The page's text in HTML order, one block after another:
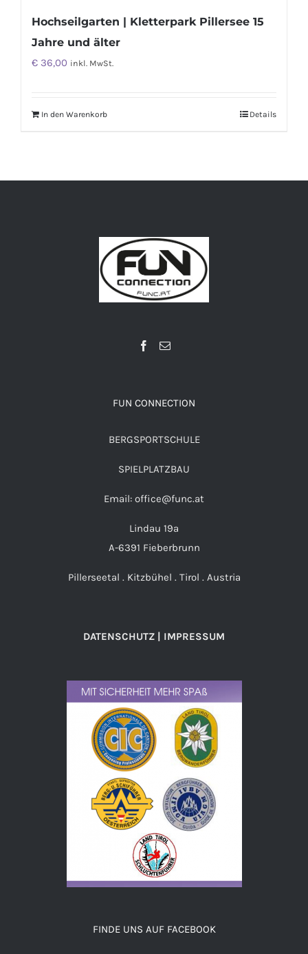
Hochseilgarten | Kletterpark Pillersee 15
Jahre und älter
€ 36,00 inkl. MwSt.
In den Warenkorb Details
FUN CONNECTION
BERGSPORTSCHULE
SPIELPLATZBAU
Email: office@func.at
Lindau 19a
A-6391 Fieberbrunn
Pillerseetal . Kitzbühel . Tirol . Austria
DATENSCHUTZ | IMPRESSUM
FINDE UNS AUF FACEBOOK